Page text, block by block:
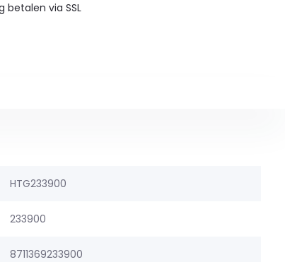
betalen via SSL
HTG233900
233900
8711369233900